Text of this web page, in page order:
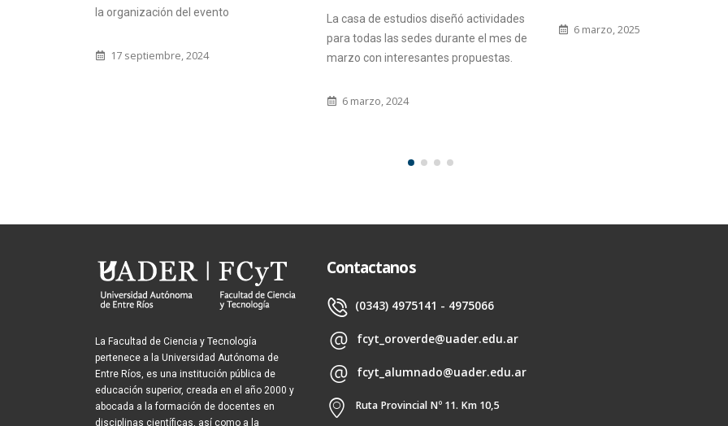
la organización del evento
17 septiembre, 2024
La casa de estudios diseñó actividades
para todas las sedes durante el mes de
marzo con interesantes propuestas.
6 marzo, 2024
6 marzo, 2025
La Facultad de Ciencia y Tecnología
pertenece a la Universidad Autónoma de
Entre Ríos, es una institución pública de
educación superior, creada en el año 2000 y
abocada a la formación de docentes en
disciplinas científicas, así como a la
Contactanos
(0343) 4975141 - 4975066
fcyt_oroverde@uader.edu.ar
fcyt_alumnado@uader.edu.ar
Ruta Provincial Nº 11. Km 10,5